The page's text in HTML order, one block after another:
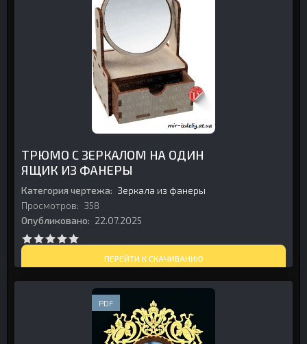
ТРЮМО С ЗЕРКАЛОМ НА ОДИН
ЯЩИК ИЗ ФАНЕРЫ
Категория чертежа: Зеркала из фанеры
Просмотров: 358
Опубликовано: 22.07.2025
ПЕРЕЙТИ К СКАЧИВАНИЮ
PDF